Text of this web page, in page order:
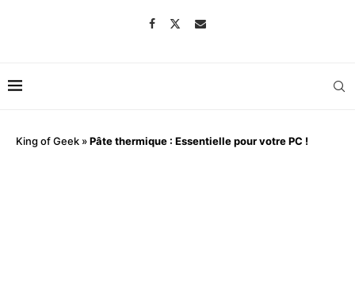
King of Geek »Pâte thermique : Essentielle pour votre PC !